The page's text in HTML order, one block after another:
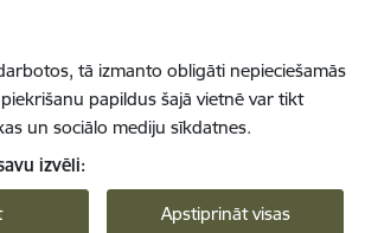
tā izmanto obligāti nepieciešamās
papildus šajā vietnē var tikt
un sociālo mediju sīkdatnes.
izvēli:
Apstiprināt visas